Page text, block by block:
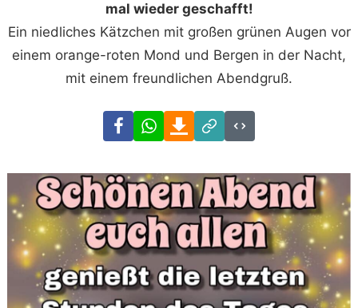
mal wieder geschafft!
Ein niedliches Kätzchen mit großen grünen Augen vor
einem orange-roten Mond und Bergen in der Nacht,
mit einem freundlichen Abendgruß.
FacebookWhatsAppDownload
Link
Code